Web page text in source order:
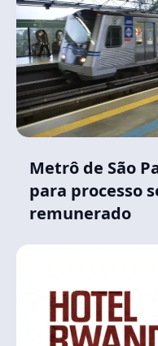
Metrô de São
para processo
remunerado